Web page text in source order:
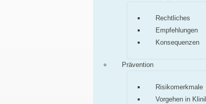
Rechtliches
Empfehlungen
Konsequenzen
Prävention
Risikomerkmale
Vorgehen in